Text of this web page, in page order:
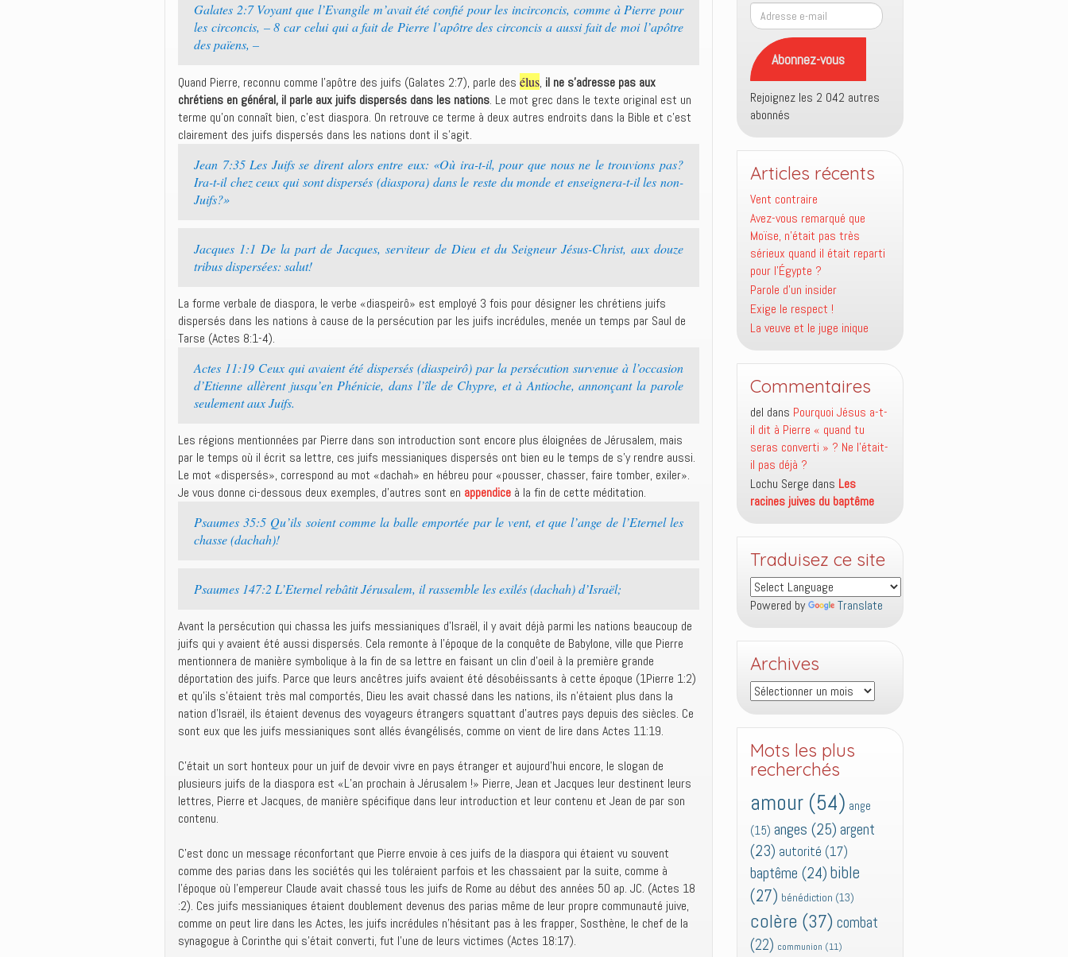
Galates 2:7 Voyant que l’Evangile m’avait été confié pour les incirconcis, comme à Pierre pour
les circoncis, – 8 car celui qui a fait de Pierre l’apôtre des circoncis a aussi fait de moi l’apôtre
des païens, –
Quand Pierre, reconnu comme l’apôtre des juifs (Galates 2:7), parle des élus, il ne s’adresse pas aux
chrétiens en général, il parle aux juifs dispersés dans les nations. Le mot grec dans le texte original est un
terme qu’on connaît bien, c’est diaspora. On retrouve ce terme à deux autres endroits dans la Bible et c’est
clairement des juifs dispersés dans les nations dont il s’agit.
Jean 7:35 Les Juifs se dirent alors entre eux: «Où ira-t-il, pour que nous ne le trouvions pas?
Ira-t-il chez ceux qui sont dispersés (diaspora) dans le reste du monde et enseignera-t-il les non-
Juifs?»
Jacques 1:1 De la part de Jacques, serviteur de Dieu et du Seigneur Jésus-Christ, aux douze
tribus dispersées: salut!
La forme verbale de diaspora, le verbe «diaspeirô» est employé 3 fois pour désigner les chrétiens juifs
dispersés dans les nations à cause de la persécution par les juifs incrédules, menée un temps par Saul de
Tarse (Actes 8:1-4).
Actes 11:19 Ceux qui avaient été dispersés (diaspeirô) par la persécution survenue à l’occasion
d’Etienne allèrent jusqu’en Phénicie, dans l’île de Chypre, et à Antioche, annonçant la parole
seulement aux Juifs.
Les régions mentionnées par Pierre dans son introduction sont encore plus éloignées de Jérusalem, mais
par le temps où il écrit sa lettre, ces juifs messianiques dispersés ont bien eu le temps de s’y rendre aussi.
Le mot «dispersés», correspond au mot «dachah» en hébreu pour «pousser, chasser, faire tomber, exiler».
Je vous donne ci-dessous deux exemples, d’autres sont en appendice à la fin de cette méditation.
Psaumes 35:5 Qu’ils soient comme la balle emportée par le vent, et que l’ange de l’Eternel les
chasse (dachah)!
Psaumes 147:2 L’Eternel rebâtit Jérusalem, il rassemble les exilés (dachah) d’Israël;
Avant la persécution qui chassa les juifs messianiques d’Israël, il y avait déjà parmi les nations beaucoup de
juifs qui y avaient été aussi dispersés. Cela remonte à l’époque de la conquête de Babylone, ville que Pierre
mentionnera de manière symbolique à la fin de sa lettre en faisant un clin d’oeil à la première grande
déportation des juifs. Parce que leurs ancêtres juifs avaient été désobéissants à cette époque (1Pierre 1:2)
et qu’ils s’étaient très mal comportés, Dieu les avait chassé dans les nations, ils n’étaient plus dans la
nation d’Israël, ils étaient devenus des voyageurs étrangers squattant d’autres pays depuis des siècles. Ce
sont eux que les juifs messianiques sont allés évangélisés, comme on vient de lire dans Actes 11:19.
C’était un sort honteux pour un juif de devoir vivre en pays étranger et aujourd’hui encore, le slogan de
plusieurs juifs de la diaspora est «L’an prochain à Jérusalem !» Pierre, Jean et Jacques leur destinent leurs
lettres, Pierre et Jacques, de manière spécifique dans leur introduction et leur contenu et Jean de par son
contenu.
C’est donc un message réconfortant que Pierre envoie à ces juifs de la diaspora qui étaient vu souvent
comme des parias dans les sociétés qui les toléraient parfois et les chassaient par la suite, comme à
l’époque où l’empereur Claude avait chassé tous les juifs de Rome au début des années 50 ap. JC. (Actes 18
:2). Ces juifs messianiques étaient doublement devenus des parias même de leur propre communauté juive,
comme on peut lire dans les Actes, les juifs incrédules n’hésitant pas à les frapper, Sosthène, le chef de la
synagogue à Corinthe qui s’était converti, fut l’une de leurs victimes (Actes 18:17).
Adresse
e-
mail
Abonnez-vous
Rejoignez les 2 042 autres
abonnés
Articles récents
Vent contraire
Avez-vous remarqué que
Moïse, n’était pas très
sérieux quand il était reparti
pour l’Égypte ?
Parole d’un insider
Exige le respect !
La veuve et le juge inique
Commentaires
del dans Pourquoi Jésus a-t-
il dit à Pierre « quand tu
seras converti » ? Ne l’était-
il pas déjà ?
Lochu Serge dans Les
racines juives du baptême
Traduisez ce site
Powered by Translate
Archives
Archives
Mots les plus
recherchés
amour (54) ange
(15) anges (25) argent
(23) autorité (17)
baptême (24) bible
(27) bénédiction (13)
colère (37) combat
(22) communion (11)